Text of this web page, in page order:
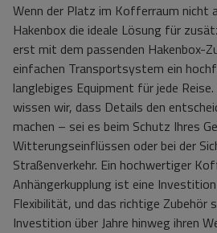
Wenn der Platz im Kofferraum nicht
Hakenbox die ideale Lösung für
erst mit dem passenden Hakenbox-
einfachen Transportsystem ein
langlebiges Equipment für jede
wissen wir, dass Details den
machen – sei es beim Schutz Ihres
Witterungseinflüssen oder bei der
Straßenverkehr. Ein hochwertiger
Anhängerkupplung ist eine
Flexibilität, und das richtige Zubehör
Investition über Jahre hinweg ihren